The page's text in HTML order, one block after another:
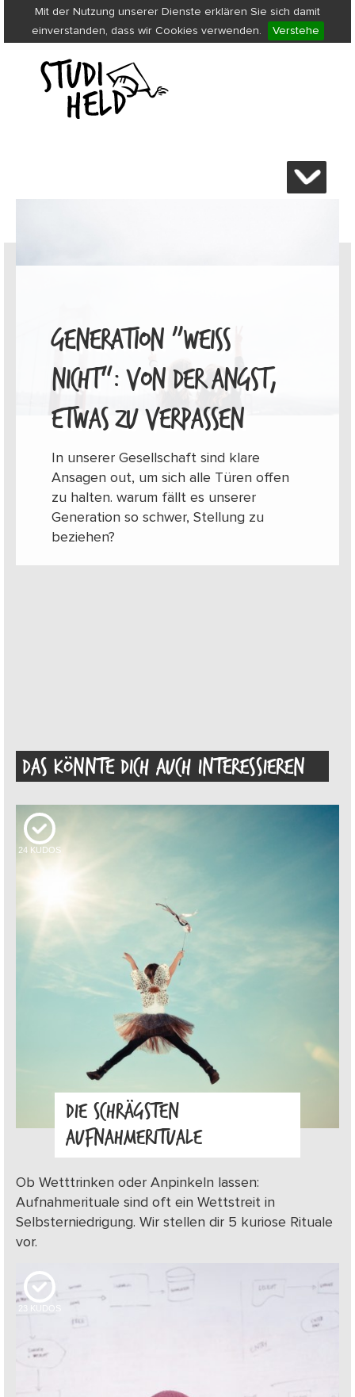
Mit der Nutzung unserer Dienste erklären Sie sich damit
einverstanden, dass wir Cookies verwenden.
Verstehe
GENERATION „WEISS N
ICHT“: VON DER ANGST, E
TWAS ZU VERPASSEN
In unserer Gesellschaft sind klare
Ansagen out, um sich alle Türen offen
zu halten. warum fällt es unserer
Generation so schwer, Stellung zu
beziehen?
DAS KÖNNTE DICH AUCH INTERESSIEREN
24 KUDOS
DIE SCHRÄGSTEN
AUFNAHMERITUALE
Ob Wetttrinken oder Anpinkeln lassen:
Aufnahmerituale sind oft ein Wettstreit in
Selbsterniedrigung. Wir stellen dir 5 kuriose Rituale
vor.
23 KUDOS